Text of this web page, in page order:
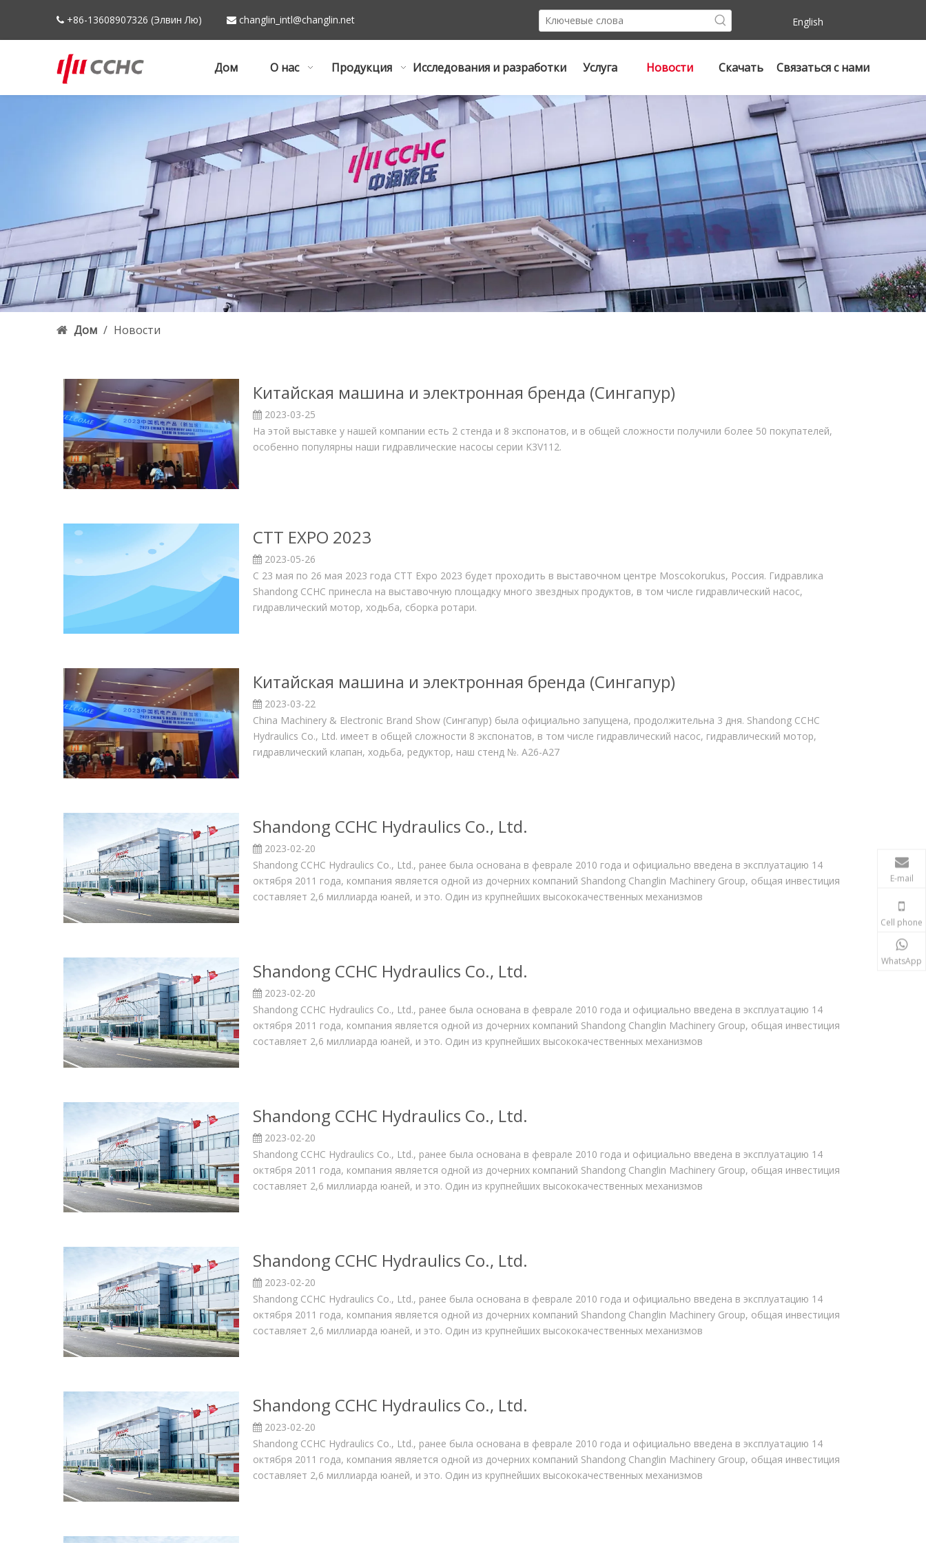
 +86-13608907326 (Элвин Лю)  changlin_intl@changlin.net English
Дом О нас Продукция Исследования и разработки Услуга Новости Скачать Связаться с нами
Дом / Новости
Китайская машина и электронная бренда (Сингапур)
2023-03-25
На этой выставке у нашей компании есть 2 стенда и 8 экспонатов, и в общей сложности получили более 50 покупателей,
особенно популярны наши гидравлические насосы серии K3V112.
CTT EXPO 2023
2023-05-26
С 23 мая по 26 мая 2023 года CTT Expo 2023 будет проходить в выставочном центре Moscokorukus, Россия. Гидравлика
Shandong CCHC принесла на выставочную площадку много звездных продуктов, в том числе гидравлический насос,
гидравлический мотор, ходьба, сборка ротари.
Китайская машина и электронная бренда (Сингапур)
2023-03-22
China Machinery & Electronic Brand Show (Сингапур) была официально запущена, продолжительна 3 дня. Shandong CCHC
Hydraulics Co., Ltd. имеет в общей сложности 8 экспонатов, в том числе гидравлический насос, гидравлический мотор,
гидравлический клапан, ходьба, редуктор, наш стенд №. A26-A27
Shandong CCHC Hydraulics Co., Ltd.
2023-02-20
Shandong CCHC Hydraulics Co., Ltd., ранее была основана в феврале 2010 года и официально введена в эксплуатацию 14
октября 2011 года, компания является одной из дочерних компаний Shandong Changlin Machinery Group, общая инвестиция
составляет 2,6 миллиарда юаней, и это. Один из крупнейших высококачественных механизмов
Shandong CCHC Hydraulics Co., Ltd.
2023-02-20
Shandong CCHC Hydraulics Co., Ltd., ранее была основана в феврале 2010 года и официально введена в эксплуатацию 14
октября 2011 года, компания является одной из дочерних компаний Shandong Changlin Machinery Group, общая инвестиция
составляет 2,6 миллиарда юаней, и это. Один из крупнейших высококачественных механизмов
Shandong CCHC Hydraulics Co., Ltd.
2023-02-20
Shandong CCHC Hydraulics Co., Ltd., ранее была основана в феврале 2010 года и официально введена в эксплуатацию 14
октября 2011 года, компания является одной из дочерних компаний Shandong Changlin Machinery Group, общая инвестиция
составляет 2,6 миллиарда юаней, и это. Один из крупнейших высококачественных механизмов
Shandong CCHC Hydraulics Co., Ltd.
2023-02-20
Shandong CCHC Hydraulics Co., Ltd., ранее была основана в феврале 2010 года и официально введена в эксплуатацию 14
октября 2011 года, компания является одной из дочерних компаний Shandong Changlin Machinery Group, общая инвестиция
составляет 2,6 миллиарда юаней, и это. Один из крупнейших высококачественных механизмов
Shandong CCHC Hydraulics Co., Ltd.
2023-02-20
Shandong CCHC Hydraulics Co., Ltd., ранее была основана в феврале 2010 года и официально введена в эксплуатацию 14
октября 2011 года, компания является одной из дочерних компаний Shandong Changlin Machinery Group, общая инвестиция
составляет 2,6 миллиарда юаней, и это. Один из крупнейших высококачественных механизмов
E-mail
Cell phone
WhatsApp